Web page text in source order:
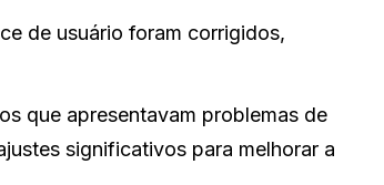
de usuário foram corrigidos,
que apresentavam problemas de
significativos para melhorar a